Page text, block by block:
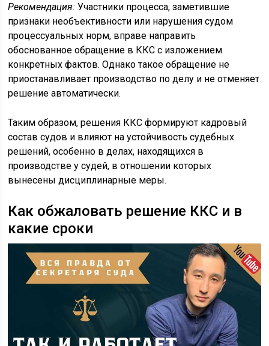
Рекомендация: Участники процесса, заметившие
признаки необъективности или нарушения судом
процессуальных норм, вправе направить
обоснованное обращение в ККС с изложением
конкретных фактов. Однако такое обращение не
приостанавливает производство по делу и не отменяет
решение автоматически.
Таким образом, решения ККС формируют кадровый
состав судов и влияют на устойчивость судебных
решений, особенно в делах, находящихся в
производстве у судей, в отношении которых
вынесены дисциплинарные меры.
Как обжаловать решение ККС и в
какие сроки